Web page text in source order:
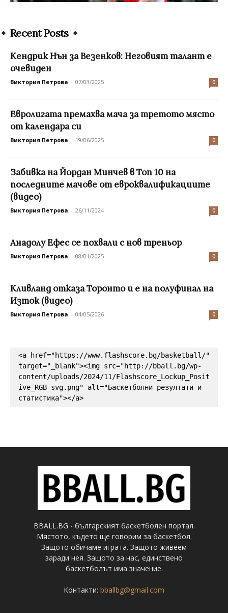
Recent Posts
Кендрик Нън за Везенков: Неговият талант е
очевиден
Виктория Петрова - 07/03/2025 0
Евролигата премахва мача за третото място
от календара си
Виктория Петрова - 19/06/2025 0
Забивка на Йордан Минчев в Топ 10 на
последните мачове от евроквалификациите
(видео)
Виктория Петрова - 26/11/2024 0
Анадолу Ефес се похвали с нов треньор
Виктория Петрова - 08/01/2025 0
Кливланд отказа Торонто и е на полуфинал на
Изток (видео)
Виктория Петрова - 04/05/2026 0
<a href="https://www.flashscore.bg/basketball/"
target="_blank"><img src="http://bball.bg/wp-
content/uploads/2024/11/Flashscore_Lockup_Posit
ive_RGB-svg.png" alt="Баскетболни резултати и
статистика"></a>
BBALL.BG - българският баскетболен портал.
Мястото, където ще говорим за баскетбол.
Защото обичаме играта. Защото живеем
заради нея. Защото за нас, единствено
баскетболът има значение.
Контакти: bballbg@gmail.com